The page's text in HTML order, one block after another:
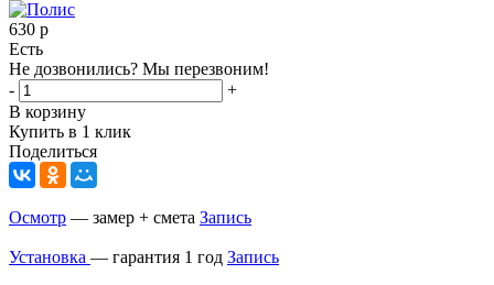
630 р
Есть
Не дозвонились? Мы перезвоним!
-
+
В корзину
Купить в 1 клик
Поделиться
Осмотр — замер + смета Запись
Установка — гарантия 1 год Запись